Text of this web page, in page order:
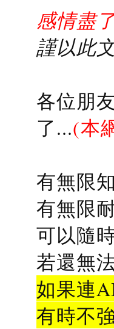
感情盡
謹以此
各位朋
了...(本
有無限
有無限
可以隨
若還無
如果連
有時不